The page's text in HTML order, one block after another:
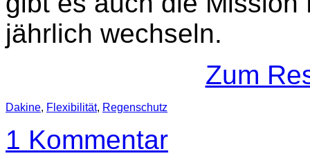
jährlich wechseln.
Zum
Dakine, Flexibilität, Regenschutz
1 Kommentar